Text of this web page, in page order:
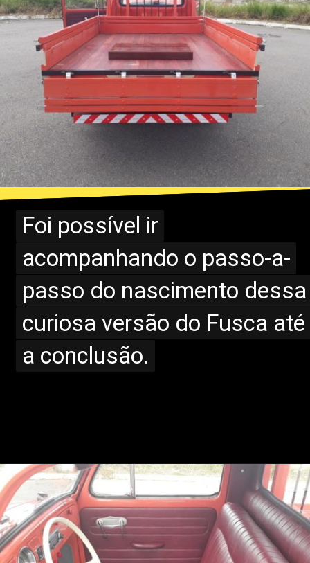
Foi possível ir
acompanhando o passo-a-
passo do nascimento dessa
curiosa versão do Fusca até
a conclusão.
Foi possível ir
acompanhando o passo-a-
passo do nascimento dessa
curiosa versão do Fusca até
a conclusão.
Opening https://www.portaldenoticias.net/nova-pickup-da-renault-chega-em-2024-pronta-para-impactar/